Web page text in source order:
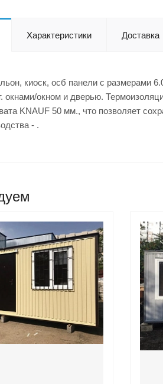
Характеристики Доставка
киоск, осб панели с размерами
окнами/окном и дверью.
KNAUF 50 мм., что позволяет
- .